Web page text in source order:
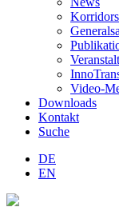
Video-
Downloads
Kontakt
Suche
DE
EN